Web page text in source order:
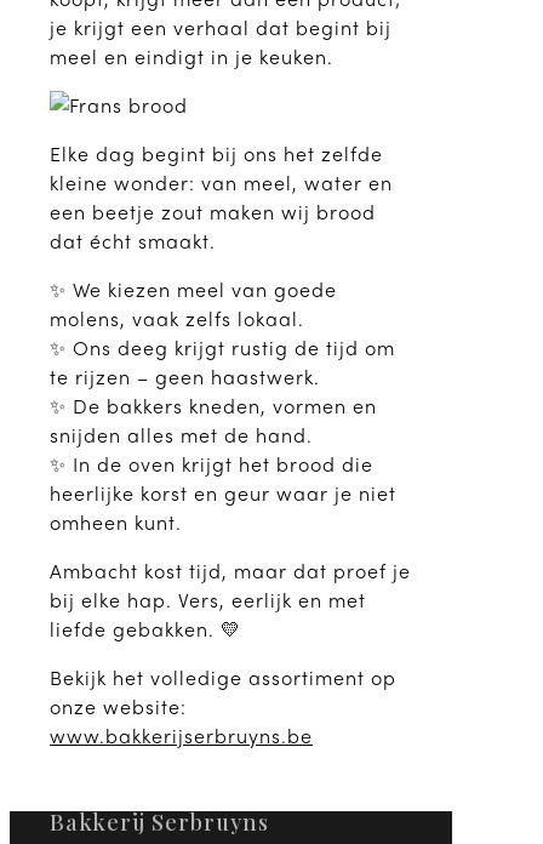
je krijgt een verhaal dat begint bij
meel en eindigt in je keuken.
Elke dag begint bij ons het zelfde
kleine wonder: van meel, water en
een beetje zout maken wij brood
dat écht smaakt.
✨ We kiezen meel van goede
molens, vaak zelfs lokaal.
✨ Ons deeg krijgt rustig de tijd om
te rijzen – geen haastwerk.
✨ De bakkers kneden, vormen en
snijden alles met de hand.
✨ In de oven krijgt het brood die
heerlijke korst en geur waar je niet
omheen kunt.
Ambacht kost tijd, maar dat proef je
bij elke hap. Vers, eerlijk en met
liefde gebakken. 💛
Bekijk het volledige assortiment op
onze website:
www.bakkerijserbruyns.be
Bakkerij Serbruyns